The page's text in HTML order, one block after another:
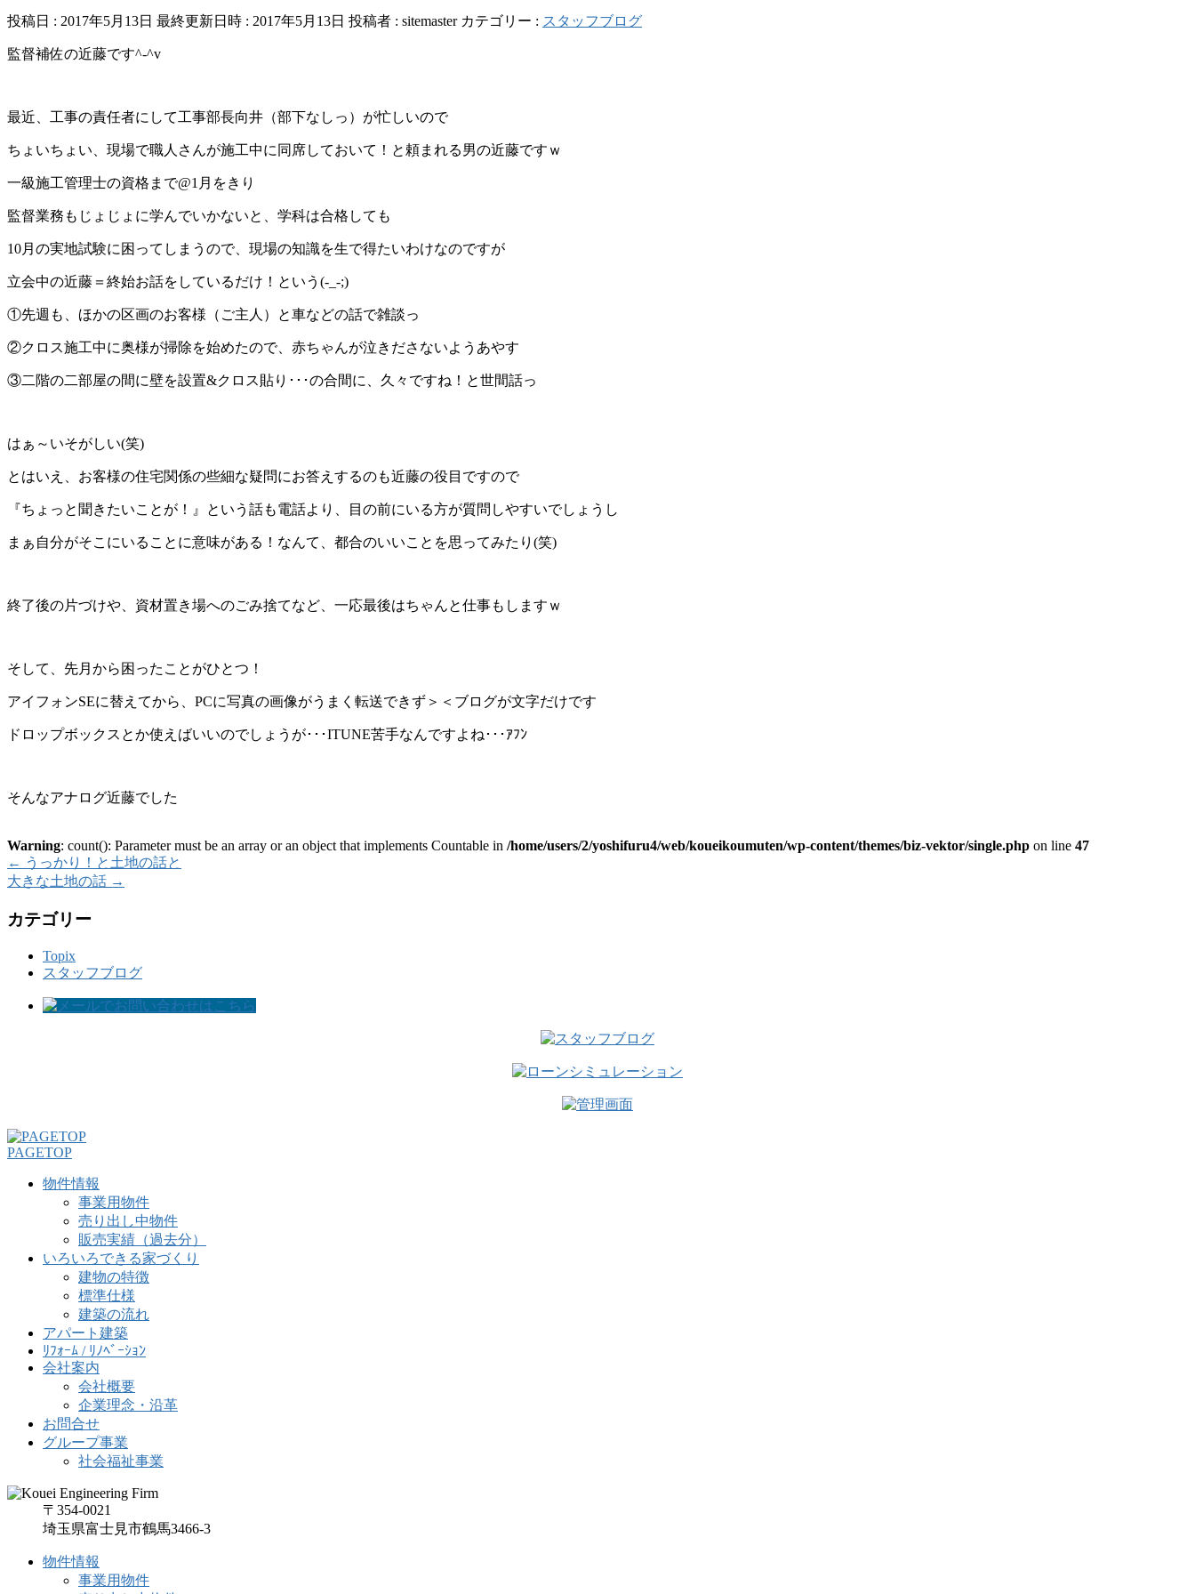
投稿日 : 2017年5月13日 最終更新日時 : 2017年5月13日 投稿者 : sitemaster カテゴリー : スタッフブログ
監督補佐の近藤です^-^v
最近、工事の責任者にして工事部長向井（部下なしっ）が忙しいので
ちょいちょい、現場で職人さんが施工中に同席しておいて！と頼まれる男の近藤ですｗ
一級施工管理士の資格まで@1月をきり
監督業務もじょじょに学んでいかないと、学科は合格しても
10月の実地試験に困ってしまうので、現場の知識を生で得たいわけなのですが
立会中の近藤＝終始お話をしているだけ！という(-_-;)
①先週も、ほかの区画のお客様（ご主人）と車などの話で雑談っ
②クロス施工中に奥様が掃除を始めたので、赤ちゃんが泣きださないようあやす
③二階の二部屋の間に壁を設置&クロス貼り･･･の合間に、久々ですね！と世間話っ
はぁ～いそがしい(笑)
とはいえ、お客様の住宅関係の些細な疑問にお答えするのも近藤の役目ですので
『ちょっと聞きたいことが！』という話も電話より、目の前にいる方が質問しやすいでしょうし
まぁ自分がそこにいることに意味がある！なんて、都合のいいことを思ってみたり(笑)
終了後の片づけや、資材置き場へのごみ捨てなど、一応最後はちゃんと仕事もしますｗ
そして、先月から困ったことがひとつ！
アイフォンSEに替えてから、PCに写真の画像がうまく転送できず＞＜ブログが文字だけです
ドロップボックスとか使えばいいのでしょうが･･･ITUNE苦手なんですよね･･･ｱﾌﾝ
そんなアナログ近藤でした
Warning: count(): Parameter must be an array or an object that implements Countable in /home/users/2/yoshifuru4/web/koueikoumuten/wp-content/themes/biz-vektor/single.php on line 47
← うっかり！と土地の話と
大きな土地の話 →
カテゴリー
Topix
スタッフブログ
PAGETOP
物件情報
事業用物件
売り出し中物件
販売実績（過去分）
いろいろできる家づくり
建物の特徴
標準仕様
建築の流れ
アパート建築
ﾘﾌｫｰﾑ / ﾘﾉﾍﾞｰｼｮﾝ
会社案内
会社概要
企業理念・沿革
お問合せ
グループ事業
社会福祉事業
〒354-0021
埼玉県富士見市鶴馬3466-3
物件情報
事業用物件